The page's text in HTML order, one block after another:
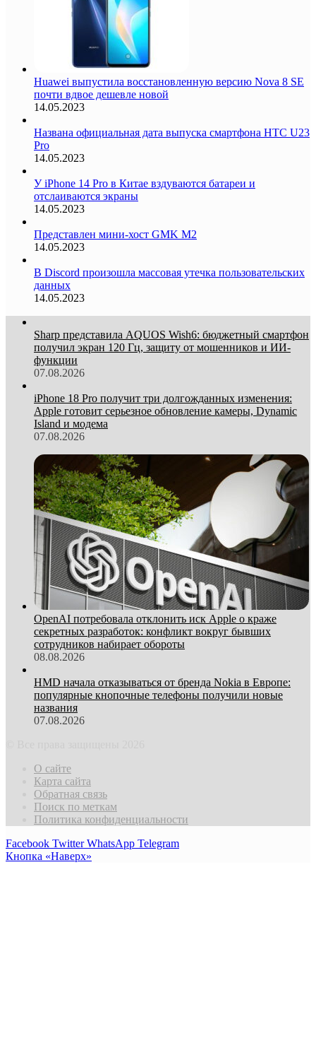
Huawei выпустила восстановленную версию Nova 8 SE
почти вдвое дешевле новой
14.05.2023
Названа официальная дата выпуска смартфона HTC U23
Pro
14.05.2023
У iPhone 14 Pro в Китае вздуваются батареи и
отслаиваются экраны
14.05.2023
Представлен мини-хост GMK M2
14.05.2023
В Discord произошла массовая утечка пользовательских
данных
14.05.2023
Sharp представила AQUOS Wish6: бюджетный смартфон
получил экран 120 Гц, защиту от мошенников и ИИ-
функции
07.08.2026
iPhone 18 Pro получит три долгожданных изменения:
Apple готовит серьезное обновление камеры, Dynamic
Island и модема
07.08.2026
OpenAI потребовала отклонить иск Apple о краже
секретных разработок: конфликт вокруг бывших
сотрудников набирает обороты
08.08.2026
HMD начала отказываться от бренда Nokia в Европе:
популярные кнопочные телефоны получили новые
названия
07.08.2026
О сайте
Карта сайта
Обратная связь
Поиск по меткам
Политика конфиденциальности
Facebook Twitter WhatsApp Telegram
Кнопка «Наверх»